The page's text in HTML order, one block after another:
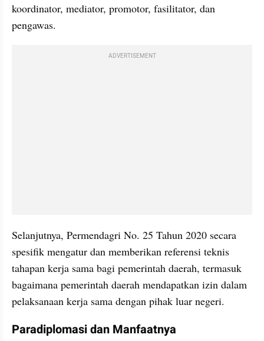
koordinator, mediator, promotor, fasilitator, dan
pengawas.
ADVERTISEMENT
Selanjutnya, Permendagri No. 25 Tahun 2020 secara
spesifik mengatur dan memberikan referensi teknis
tahapan kerja sama bagi pemerintah daerah, termasuk
bagaimana pemerintah daerah mendapatkan izin dalam
pelaksanaan kerja sama dengan pihak luar negeri.
Paradiplomasi dan Manfaatnya